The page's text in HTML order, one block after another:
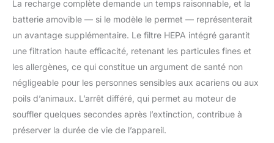
PRATIQUE
(FREESTANDING):
L'aspirateur tient debout
tout seul ! Plus besoin de
chercher un appui.
Interrompez votre ménage
en toute sécurité pour
répondre au téléphone ou
gérer un imprévu. Sa
conception stable et
La recharge complète demande un temps raisonnable, et la
batterie amovible — si le modèle le permet — représenterait
un avantage supplémentaire. Le filtre HEPA intégré garantit
une filtration haute efficacité, retenant les particules fines et
les allergènes, ce qui constitue un argument de santé non
négligeable pour les personnes sensibles aux acariens ou aux
poils d’animaux. L’arrêt différé, qui permet au moteur de
souffler quelques secondes après l’extinction, contribue à
préserver la durée de vie de l’appareil.